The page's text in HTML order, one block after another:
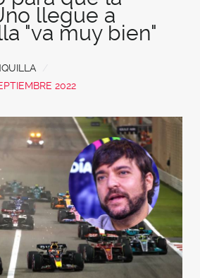
llegue a
"va muy bien"
2022